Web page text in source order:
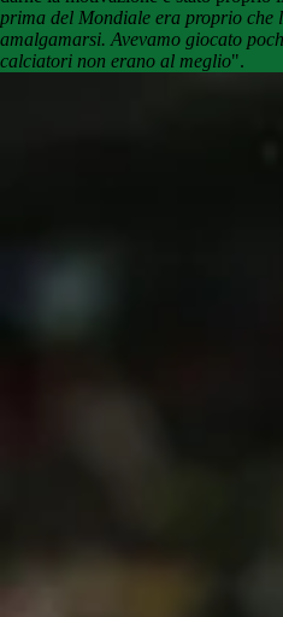
prima del Mondiale era proprio che
amalgamarsi. Avevamo giocato
calciatori non erano al meglio".